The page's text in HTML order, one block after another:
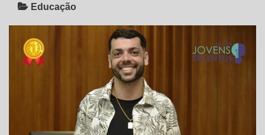
Educação